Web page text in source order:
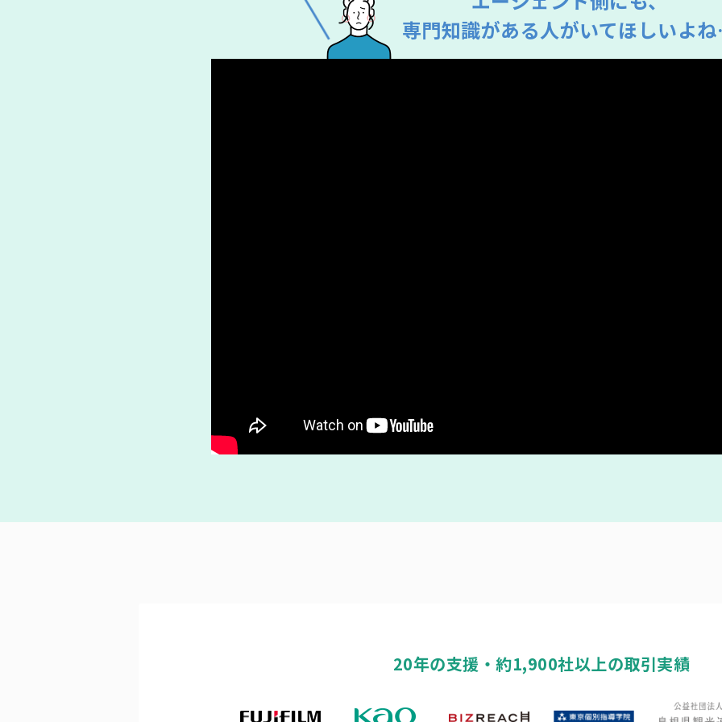
専門知識がある人がいてほしいよ
20年の支援・約1,900社以上の取引実績